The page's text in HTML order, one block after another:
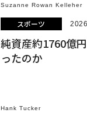
Suzanne Rowan Kelleher
スポーツ
純資産約1760億
ったのか
Hank Tucker